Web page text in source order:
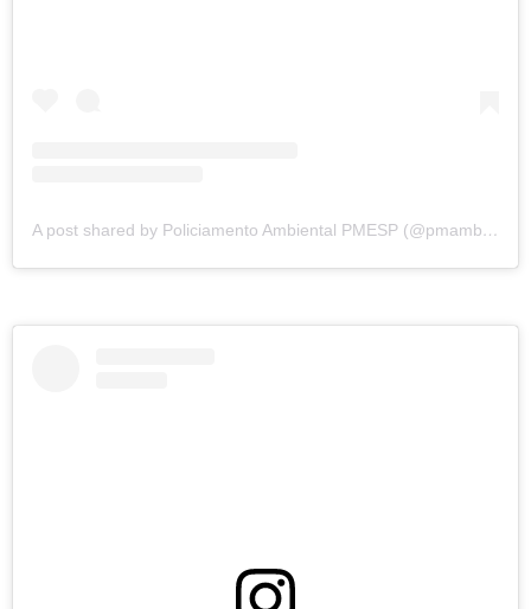
A post shared by Policiamento Ambiental PMESP (@pmambientalsp)